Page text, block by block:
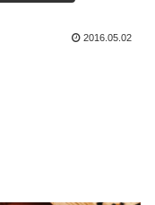
2016.05.02